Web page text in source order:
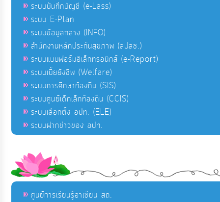
ระบบบันทึกบัญชี (e-Lass)
ระบบ E-Plan
ระบบข้อมูลกลาง (INFO)
สำนักงานหลักประกันสุขภาพ (สปสช.)
ระบบแบบฟอร์มอิเล็กทรอนิกส์ (e-Report)
ระบบเบี้ยยังชีพ (Welfare)
ระบบการศึกษาท้องถิ่น (SIS)
ระบบศูนย์เด็กเล็กท้องถิ่น (CCIS)
ระบบเลือกตั้ง อปท. (ELE)
ระบบฝากข่าวของ อปท.
ศูนย์การเรียนรู้อาเซียน สถ.